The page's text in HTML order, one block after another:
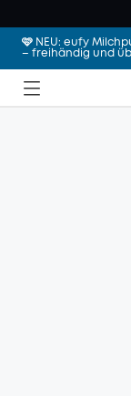
🩷 NEU: eufy
– freihändig und